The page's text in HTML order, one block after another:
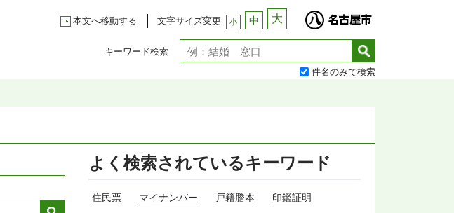
本文へ移動する 文字サイズ変更 小 中 大
キーワード検索
件名のみで検索
よく検索されているキーワード
住民票 マイナンバー 戸籍謄本
印鑑証明